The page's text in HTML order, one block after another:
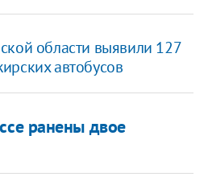
области выявили 127
автобусов
ранены двое